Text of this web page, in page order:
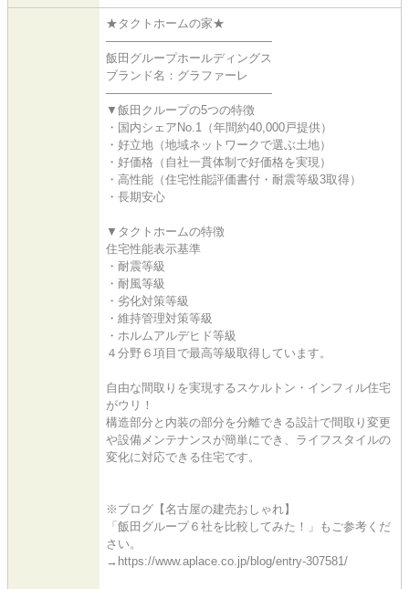
★タクトホームの家★
――――――――――――――
飯田グループホールディングス
ブランド名：グラファーレ
――――――――――――――
▼飯田クループの5つの特徴
・国内シェアNo.1（年間約40,000戸提供）
・好立地（地域ネットワークで選ぶ土地）
・好価格（自社一貫体制で好価格を実現）
・高性能（住宅性能評価書付・耐震等級3取得）
・長期安心
▼タクトホームの特徴
住宅性能表示基準
・耐震等級
・耐風等級
・劣化対策等級
・維持管理対策等級
・ホルムアルデヒド等級
４分野６項目で最高等級取得しています。
自由な間取りを実現するスケルトン・インフィル住宅
がウリ！
構造部分と内装の部分を分離できる設計で間取り変更
や設備メンテナンスが簡単にでき、ライフスタイルの
変化に対応できる住宅です。
※ブログ【名古屋の建売おしゃれ】
「飯田グループ６社を比較してみた！」もご参考くだ
さい。
→https://www.aplace.co.jp/blog/entry-307581/